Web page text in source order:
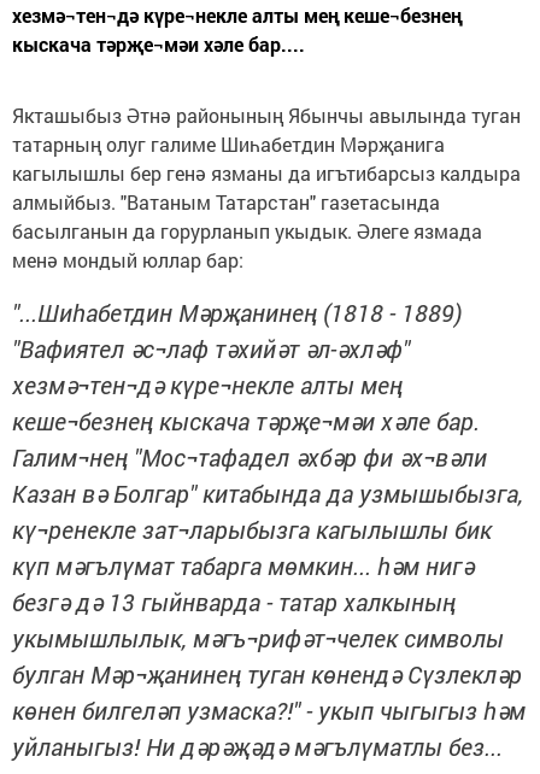
хезмә¬тен¬дә күре¬некле алты мең кеше¬безнең
кыскача тәрҗе¬мәи хәле бар....
Якташыбыз Әтнә районының Ябынчы авылында туган
татарның олуг галиме Шиһабетдин Мәрҗанига
кагылышлы бер генә язманы да игътибарсыз калдыра
алмыйбыз. "Ватаным Татарстан" газетасында
басылганын да горурланып укыдык. Әлеге язмада
менә мондый юллар бар:
"...Шиһабетдин Мәрҗанинең (1818 - 1889)
"Вафиятел әс¬лаф тәхийәт әл-әхләф"
хезмә¬тен¬дә күре¬некле алты мең
кеше¬безнең кыскача тәрҗе¬мәи хәле бар.
Галим¬нең "Мос¬тафадел әхбәр фи әх¬вәли
Казан вә Болгар" китабында да узмышыбызга,
кү¬ренекле зат¬ларыбызга кагылышлы бик
күп мәгълүмат табарга мөмкин... һәм нигә
безгә дә 13 гыйнварда - татар халкының
укымышлылык, мәгъ¬рифәт¬челек символы
булган Мәр¬җанинең туган көнендә Сүзлекләр
көнен билгеләп узмаска?!" - укып чыгыгыз һәм
уйланыгыз! Ни дәрәҗәдә мәгълүматлы без...